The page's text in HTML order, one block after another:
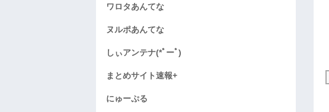
ワロタあんてな
ヌルポあんてな
しぃアンテナ(*ﾟーﾟ)
まとめサイト速報+
にゅーぷる